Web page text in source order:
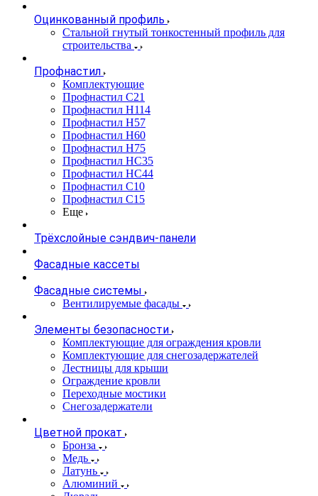
Оцинкованный профиль
Стальной гнутый тонкостенный профиль для
строительства
Профнастил
Комплектующие
Профнастил C21
Профнастил Н114
Профнастил Н57
Профнастил Н60
Профнастил Н75
Профнастил НС35
Профнастил НС44
Профнастил С10
Профнастил С15
Еще
Трёхслойные сэндвич-панели
Фасадные кассеты
Фасадные системы
Вентилируемые фасады
Элементы безопасности
Комплектующие для ограждения кровли
Комплектующие для снегозадержателей
Лестницы для крыши
Ограждение кровли
Переходные мостики
Снегозадержатели
Цветной прокат
Бронза
Медь
Латунь
Алюминий